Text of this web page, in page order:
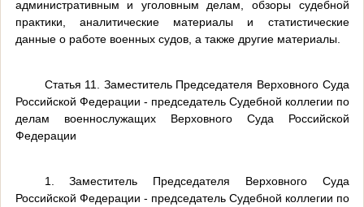
административным и уголовным делам, обзоры судебной
практики, аналитические материалы и статистические
данные о работе военных судов, а также другие материалы.
Статья 11. Заместитель Председателя Верховного Суда
Российской Федерации - председатель Судебной коллегии по
делам военнослужащих Верховного Суда Российской
Федерации
1. Заместитель Председателя Верховного Суда
Российской Федерации - председатель Судебной коллегии по